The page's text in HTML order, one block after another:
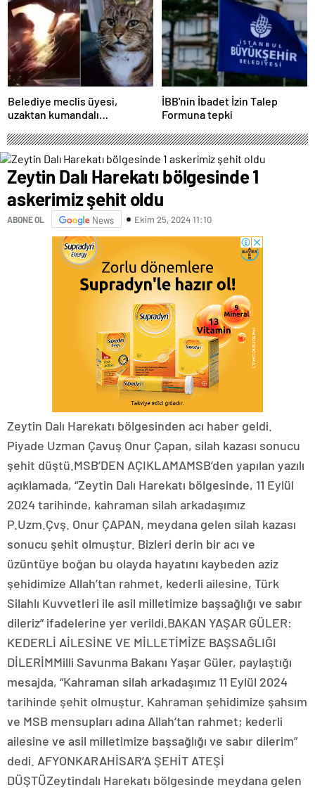
Yavaş iddiası
Belediye meclis üyesi,
uzaktan kumandalı
uçurmaya çalıştı
İBB'nin İbadet İzin Talep
Formuna tepki
Zeytin Dalı Harekatı bölgesinde 1
askerimiz şehit oldu
ABONE OL News Ekim 25, 2024 11:10
Zeytin Dalı Harekatı bölgesinden acı haber geldi.
Piyade Uzman Çavuş Onur Çapan, silah kazası sonucu
şehit düştü.MSB’DEN AÇIKLAMAMSB’den yapılan yazılı
açıklamada, “Zeytin Dalı Harekatı bölgesinde, 11 Eylül
2024 tarihinde, kahraman silah arkadaşımız
P.Uzm.Çvş. Onur ÇAPAN, meydana gelen silah kazası
sonucu şehit olmuştur. Bizleri derin bir acı ve
üzüntüye boğan bu olayda hayatını kaybeden aziz
şehidimize Allah’tan rahmet, kederli ailesine, Türk
Silahlı Kuvvetleri ile asil milletimize başsağlığı ve sabır
dileriz” ifadelerine yer verildi.BAKAN YAŞAR GÜLER:
KEDERLİ AİLESİNE VE MİLLETİMİZE BAŞSAĞLIĞI
DİLERİMMilli Savunma Bakanı Yaşar Güler, paylaştığı
mesajda, “Kahraman silah arkadaşımız 11 Eylül 2024
tarihinde şehit olmuştur. Kahraman şehidimize şahsım
ve MSB mensupları adına Allah’tan rahmet; kederli
ailesine ve asil milletimize başsağlığı ve sabır dilerim”
dedi. AFYONKARAHİSAR’A ŞEHİT ATEŞİ
DÜŞTÜZeytindalı Harekatı bölgesinde meydana gelen